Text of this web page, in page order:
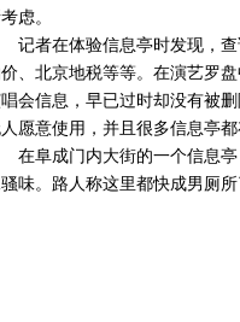
虑。
记者在体验信息亭时发现，
、北京地税等等。在演艺罗
会信息，早已过时却没有被
愿意使用，并且很多信息亭
在阜成门内大街的一个信息
骚味。路人称这里都快成男厕